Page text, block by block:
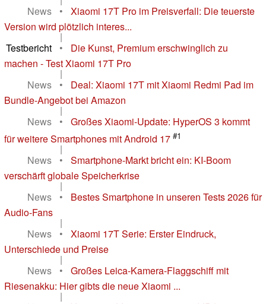
News
•
Xiaomi 17T Pro im Preisverfall: Die teuerste
Version wird plötzlich interes...
|
Testbericht
•
Die Kunst, Premium erschwinglich zu
machen - Test Xiaomi 17T Pro
|
News
•
Deal: Xiaomi 17T mit Xiaomi Redmi Pad im
Bundle-Angebot bei Amazon
|
News
•
Großes Xiaomi-Update: HyperOS 3 kommt
für weitere Smartphones mit Android 17 #1
|
News
•
Smartphone-Markt bricht ein: KI-Boom
verschärft globale Speicherkrise
|
News
•
Bestes Smartphone in unseren Tests 2026 für
Audio-Fans
|
News
•
Xiaomi 17T Serie: Erster Eindruck,
Unterschiede und Preise
|
News
•
Großes Leica-Kamera-Flaggschiff mit
Riesenakku: Hier gibts die neue Xiaomi ...
|